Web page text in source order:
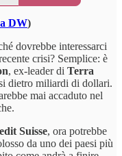
DW)
dovrebbe interessarci
crisi? Semplice: è
, ex-leader di Terra
dietro miliardi di dollari.
mai accaduto nel
Suisse, ora potrebbe
da uno dei paesi più